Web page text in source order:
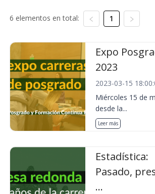
6 elementos en total: 1
Expo
2023
2023-03-15
Miércoles 15 de
desde la...
Leer más
Estadística:
Pasado,
...